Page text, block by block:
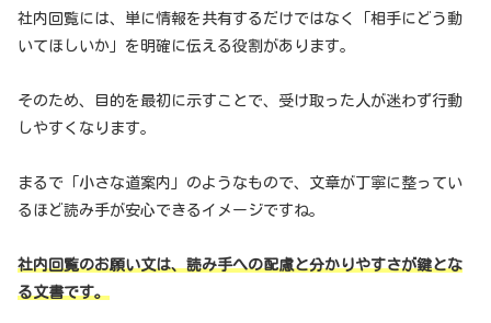
社内回覧には、単に情報を共有するだけではなく「相手にどう動
いてほしいか」を明確に伝える役割があります。
そのため、目的を最初に示すことで、受け取った人が迷わず行動
しやすくなります。
まるで「小さな道案内」のようなもので、文章が丁寧に整ってい
るほど読み手が安心できるイメージですね。
社内回覧のお願い文は、読み手への配慮と分かりやすさが鍵とな
る文書です。